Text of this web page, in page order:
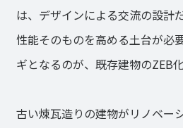
は、デザインによる交流の設計
性能そのものを高める土台が必
ギとなるのが、既存建物のZEB化
古い煉瓦造りの建物がリノベー